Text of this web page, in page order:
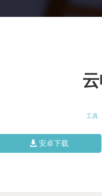
工具
安卓下载